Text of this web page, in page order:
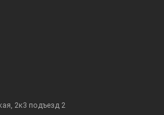
2к3 подъезд 2